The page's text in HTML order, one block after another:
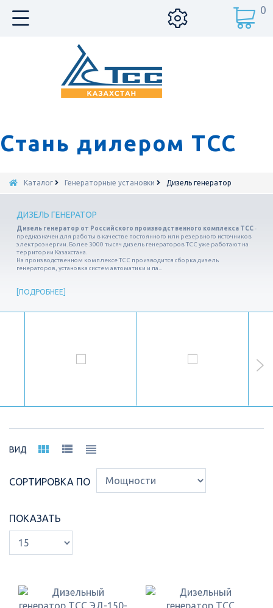
Стань дилером ТСС
0
Каталог Генераторные установки Дизель генератор
ДИЗЕЛЬ ГЕНЕРАТОР
Дизель генератор от Российского производственного комплекса ТСС-
предназначен для работы в качестве постоянного или резервного источников
электроэнергии. Более 3000 тысяч дизель генераторов ТСС уже работают на
территории Казахстана.
На производственном комплексе ТСС производится сборка дизель
генераторов, установка систем автоматики и па...
ПОДРОБНЕЕ
ВИД
СОРТИРОВКА ПО
ПОКАЗАТЬ